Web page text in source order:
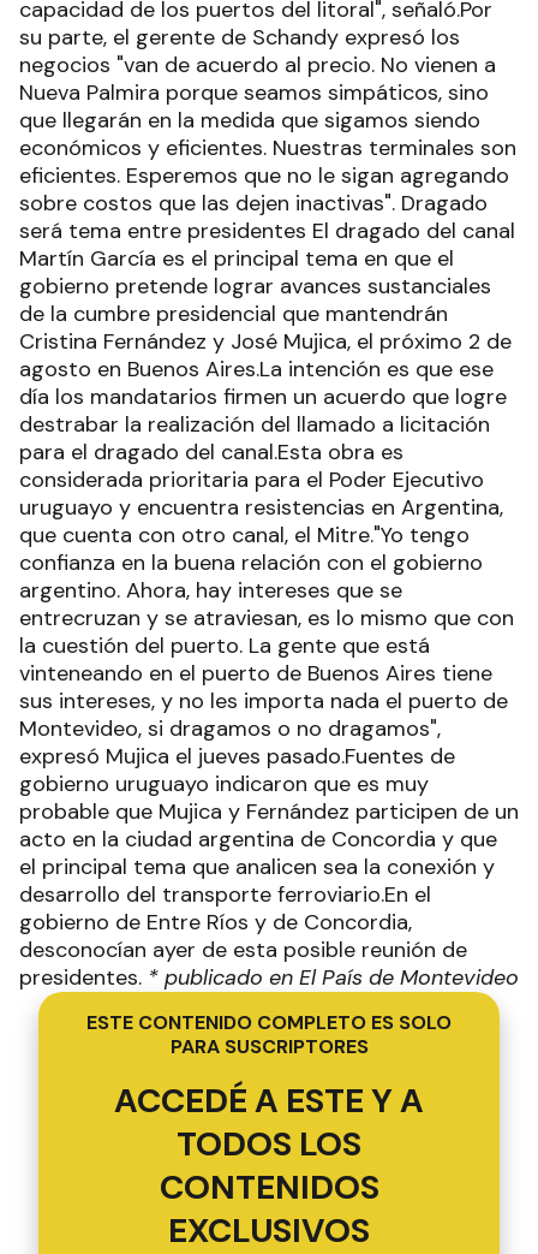
capacidad de los puertos del litoral", señaló.Por
su parte, el gerente de Schandy expresó los
negocios "van de acuerdo al precio. No vienen a
Nueva Palmira porque seamos simpáticos, sino
que llegarán en la medida que sigamos siendo
económicos y eficientes. Nuestras terminales son
eficientes. Esperemos que no le sigan agregando
sobre costos que las dejen inactivas". Dragado
será tema entre presidentes El dragado del canal
Martín García es el principal tema en que el
gobierno pretende lograr avances sustanciales
de la cumbre presidencial que mantendrán
Cristina Fernández y José Mujica, el próximo 2 de
agosto en Buenos Aires.La intención es que ese
día los mandatarios firmen un acuerdo que logre
destrabar la realización del llamado a licitación
para el dragado del canal.Esta obra es
considerada prioritaria para el Poder Ejecutivo
uruguayo y encuentra resistencias en Argentina,
que cuenta con otro canal, el Mitre."Yo tengo
confianza en la buena relación con el gobierno
argentino. Ahora, hay intereses que se
entrecruzan y se atraviesan, es lo mismo que con
la cuestión del puerto. La gente que está
vinteneando en el puerto de Buenos Aires tiene
sus intereses, y no les importa nada el puerto de
Montevideo, si dragamos o no dragamos",
expresó Mujica el jueves pasado.Fuentes de
gobierno uruguayo indicaron que es muy
probable que Mujica y Fernández participen de un
acto en la ciudad argentina de Concordia y que
el principal tema que analicen sea la conexión y
desarrollo del transporte ferroviario.En el
gobierno de Entre Ríos y de Concordia,
desconocían ayer de esta posible reunión de
presidentes. * publicado en El País de Montevideo
ESTE CONTENIDO COMPLETO ES SOLO
PARA SUSCRIPTORES
ACCEDÉ A ESTE Y A
TODOS LOS
CONTENIDOS
EXCLUSIVOS